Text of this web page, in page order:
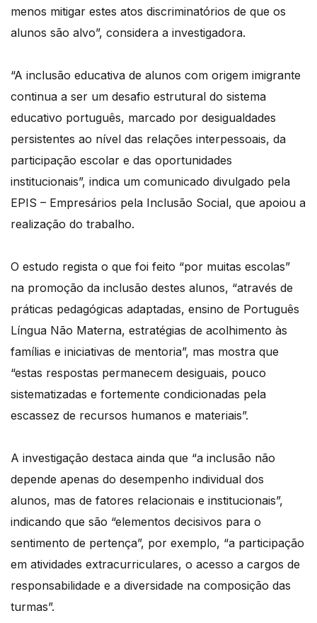
menos mitigar estes atos discriminatórios de que os
alunos são alvo”, considera a investigadora.
“A inclusão educativa de alunos com origem imigrante
continua a ser um desafio estrutural do sistema
educativo português, marcado por desigualdades
persistentes ao nível das relações interpessoais, da
participação escolar e das oportunidades
institucionais”, indica um comunicado divulgado pela
EPIS – Empresários pela Inclusão Social, que apoiou a
realização do trabalho.
O estudo regista o que foi feito “por muitas escolas”
na promoção da inclusão destes alunos, “através de
práticas pedagógicas adaptadas, ensino de Português
Língua Não Materna, estratégias de acolhimento às
famílias e iniciativas de mentoria”, mas mostra que
“estas respostas permanecem desiguais, pouco
sistematizadas e fortemente condicionadas pela
escassez de recursos humanos e materiais”.
A investigação destaca ainda que “a inclusão não
depende apenas do desempenho individual dos
alunos, mas de fatores relacionais e institucionais”,
indicando que são “elementos decisivos para o
sentimento de pertença”, por exemplo, “a participação
em atividades extracurriculares, o acesso a cargos de
responsabilidade e a diversidade na composição das
turmas”.